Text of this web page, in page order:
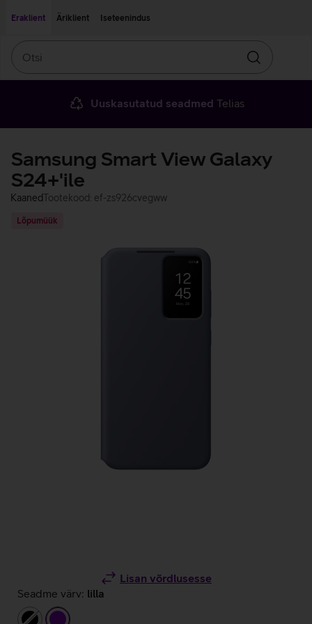
Eraklient
Äriklient Iseteenindus
Otsin
Uuskasutatud seadmed Telias
Samsung Smart View Galaxy
S24+'ile
KaanedTootekood: ef-zs926cvegww
Lõpumüük
Lisan võrdlusesse
Seadme värv: lilla
must
lilla